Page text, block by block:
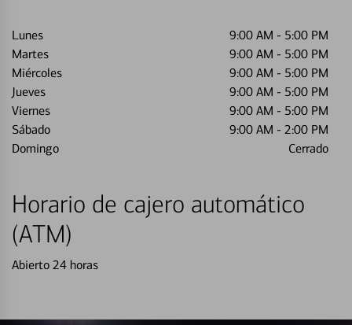
Lunes 9:00 AM - 5:00 PM
Martes
9:00 AM - 5:00 PM
Miércoles
9:00 AM - 5:00 PM
Jueves
9:00 AM - 5:00 PM
Viernes
9:00 AM - 5:00 PM
Sábado
9:00 AM - 2:00 PM
Domingo
Cerrado
Horario de cajero automático
(ATM)
Abierto 24 horas